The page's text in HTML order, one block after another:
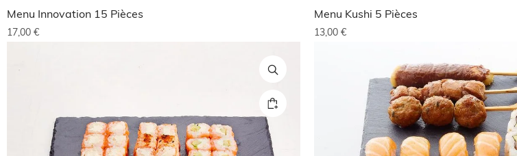
Menu Innovation 15 Pièces
17,00 €
Menu Kushi 5 Pièces
13,00 €